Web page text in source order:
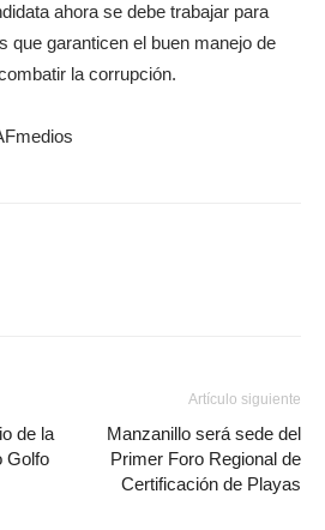
ahora se debe trabajar para
que garanticen el buen manejo de
la corrupción.
de la
Golfo
Artículo siguiente
Manzanillo será sede del
Primer Foro Regional de
Certificación de Playas